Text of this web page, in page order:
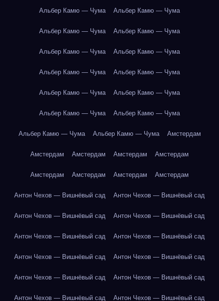
Альбер Камю — Чума Альбер Камю — Чума
Альбер Камю — Чума Альбер Камю — Чума
Альбер Камю — Чума Альбер Камю — Чума
Альбер Камю — Чума Альбер Камю — Чума
Альбер Камю — Чума Альбер Камю — Чума
Альбер Камю — Чума Альбер Камю — Чума
Альбер Камю — Чума Альбер Камю — Чума Амстердам
Амстердам Амстердам Амстердам Амстердам
Амстердам Амстердам Амстердам Амстердам
Антон Чехов — Вишнёвый сад Антон Чехов — Вишнёвый сад
Антон Чехов — Вишнёвый сад Антон Чехов — Вишнёвый сад
Антон Чехов — Вишнёвый сад Антон Чехов — Вишнёвый сад
Антон Чехов — Вишнёвый сад Антон Чехов — Вишнёвый сад
Антон Чехов — Вишнёвый сад Антон Чехов — Вишнёвый сад
Антон Чехов — Вишнёвый сад Антон Чехов — Вишнёвый сад